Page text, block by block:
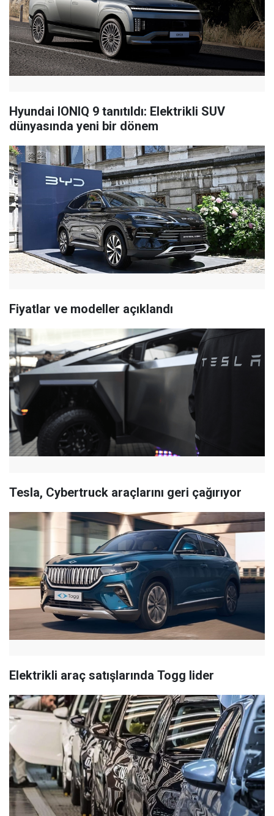
Hyundai IONIQ 9 tanıtıldı: Elektrikli SUV
dünyasında yeni bir dönem
Fiyatlar ve modeller açıklandı
Tesla, Cybertruck araçlarını geri çağırıyor
Elektrikli araç satışlarında Togg lider